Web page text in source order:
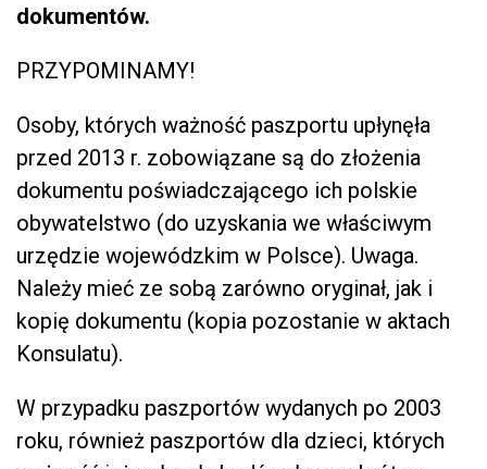
dokumentów.
PRZYPOMINAMY!
Osoby, których ważność paszportu upłynęła
przed 2013 r. zobowiązane są do złożenia
dokumentu poświadczającego ich polskie
obywatelstwo (do uzyskania we właściwym
urzędzie wojewódzkim w Polsce). Uwaga.
Należy mieć ze sobą zarówno oryginał, jak i
kopię dokumentu (kopia pozostanie w aktach
Konsulatu).
W przypadku paszportów wydanych po 2003
roku, również paszportów dla dzieci, których